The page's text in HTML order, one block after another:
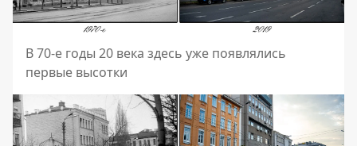
В 70-е годы 20 века здесь уже появлялись
первые высотки